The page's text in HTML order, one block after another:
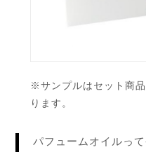
※サンプルはセット商
ります。
パフュームオイルっ